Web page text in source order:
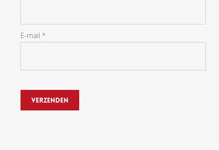
E-mail *